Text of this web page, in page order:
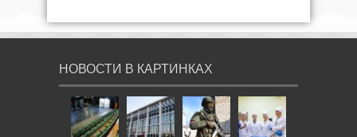
НОВОСТИ В КАРТИНКАХ